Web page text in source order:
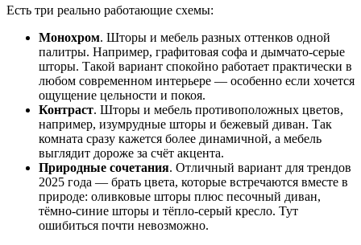
Есть три реально работающие схемы:
Монохром. Шторы и мебель разных оттенков одной
палитры. Например, графитовая софа и дымчато-серые
шторы. Такой вариант спокойно работает практически в
любом современном интерьере — особенно если хочется
ощущение цельности и покоя.
Контраст. Шторы и мебель противоположных цветов,
например, изумрудные шторы и бежевый диван. Так
комната сразу кажется более динамичной, а мебель
выглядит дороже за счёт акцента.
Природные сочетания. Отличный вариант для трендов
2025 года — брать цвета, которые встречаются вместе в
природе: оливковые шторы плюс песочный диван,
тёмно-синие шторы и тёпло-серый кресло. Тут
ошибиться почти невозможно.